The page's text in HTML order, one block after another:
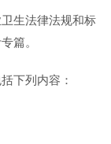
生法律法规和标
篇。
下列内容：